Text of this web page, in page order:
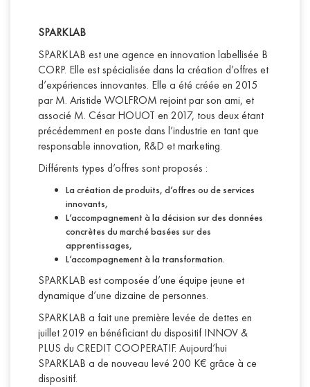
SPARKLAB
SPARKLAB est une agence en innovation labellisée B
CORP. Elle est spécialisée dans la création d’offres et
d’expériences innovantes. Elle a été créée en 2015
par M. Aristide WOLFROM rejoint par son ami, et
associé M. César HOUOT en 2017, tous deux étant
précédemment en poste dans l’industrie en tant que
responsable innovation, R&D et marketing.
Différents types d’offres sont proposés :
La création de produits, d’offres ou de services
innovants,
L’accompagnement à la décision sur des données
concrètes du marché basées sur des
apprentissages,
L’accompagnement à la transformation.
SPARKLAB est composée d’une équipe jeune et
dynamique d’une dizaine de personnes.
SPARKLAB a fait une première levée de dettes en
juillet 2019 en bénéficiant du dispositif INNOV &
PLUS du CREDIT COOPERATIF. Aujourd’hui
SPARKLAB a de nouveau levé 200 K€ grâce à ce
dispositif.